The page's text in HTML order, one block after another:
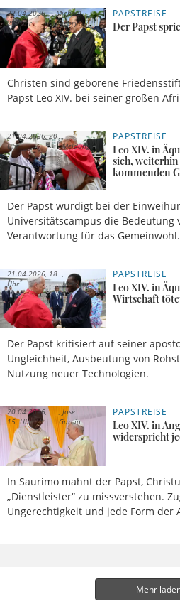
PAPSTREISE
Der Papst
Christen sind geborene
Papst Leo XIV. bei seiner großen
22.04.2026,
21 Uhr
Michael
Gregory
PAPSTREISE
Leo XIV. in
sich,
kommenden
Der Papst würdigt bei der
Universitätscampus die Bedeutung
Verantwortung für das Gemeinwohl.
21.04.2026, 20
Uhr
Meldung
PAPSTREISE
Leo XIV. in
Wirtschaft
Der Papst kritisiert auf seiner
Ungleichheit, Ausbeutung von
Nutzung neuer Technologien.
21.04.2026, 18
Uhr
Meldung
PAPSTREISE
Leo XIV. in
widerspricht
In Saurimo mahnt der Papst,
„Dienstleister“ zu missverstehen.
Ungerechtigkeit und jede Form der
20.04.2026,
15 Uhr
José
García
Mehr